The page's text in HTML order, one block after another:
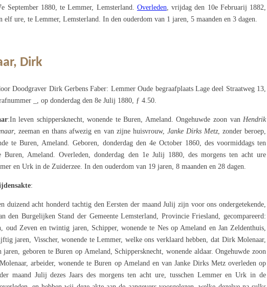
September 1880, te Lemmer, Lemsterland. Overleden, vrijdag den 10e Februarij 1882,
elf ure, te Lemmer, Lemsterland. In den ouderdom van 1 jaren, 5 maanden en 3 dagen.
Dirk
Doodgraver Dirk Gerbens Faber: Lemmer Oude begraafplaats Lage deel Straatweg 13,
_, op donderdag den 8e Julij 1880, ƒ 4.50.
:In leven schippersknecht, wonende te Buren, Ameland. Ongehuwde zoon vanHendrik
, zeeman en thans afwezig en van zijne huisvrouw, Janke Dirks Metz, zonder beroep,
te Buren, Ameland. Geboren, donderdag den 4e October 1860, des voormiddags ten
Buren, Ameland. Overleden, donderdag den 1e Julij 1880, des morgens ten acht ure
en Urk in de Zuiderzee. In den ouderdom van 19 jaren, 8 maanden en 28 dagen.
:
duizend acht honderd tachtig den Eersten der maand Julij zijn voor ons ondergetekende,
den Burgelijken Stand der Gemeente Lemsterland, Provincie Friesland, gecompareerd:
oud Zeven en twintig jaren, Schipper, wonende te Nes op Ameland en Jan Zeldenthuis,
jaren, Visscher, wonende te Lemmer, welke ons verklaard hebben, dat Dirk Molenaar,
jaren, geboren te Buren op Ameland, Schippersknecht, wonende aldaar. Ongehuwde zoon
arbeider, wonende te Buren op Ameland en van Janke Dirks Metz overleden op
maand Julij dezes Jaars des morgens ten acht ure, tusschen Lemmer en Urk in de